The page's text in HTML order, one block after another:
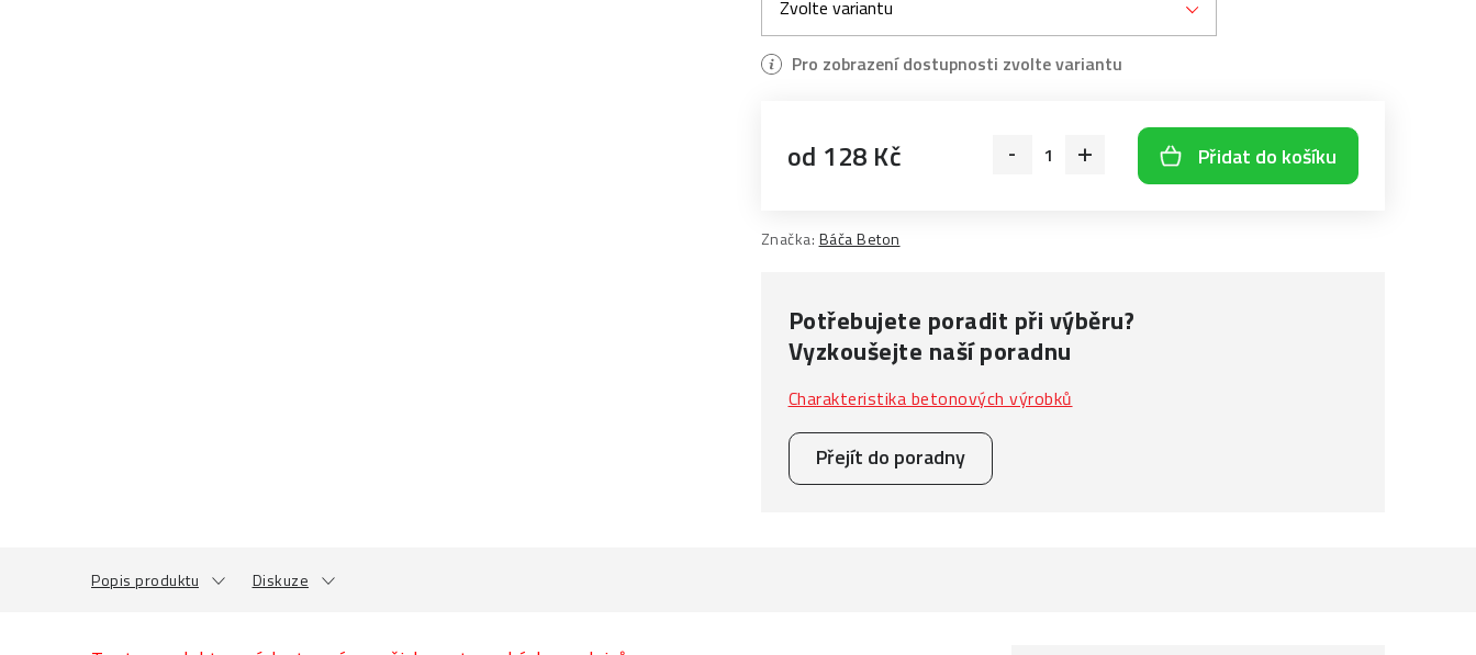
od 128 Kč Přidat do košíku
Značka: Báča Beton
Potřebujete poradit při výběru?
Vyzkoušejte naší poradnu
Charakteristika betonových výrobků
Přejít do poradny
Popis produktu Diskuze